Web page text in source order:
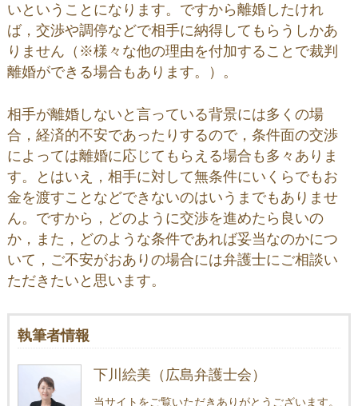
いということになります。ですから離婚したけれ
ば，交渉や調停などで相手に納得してもらうしかあ
りません（※様々な他の理由を付加することで裁判
離婚ができる場合もあります。）。
相手が離婚しないと言っている背景には多くの場
合，経済的不安であったりするので，条件面の交渉
によっては離婚に応じてもらえる場合も多々ありま
す。とはいえ，相手に対して無条件にいくらでもお
金を渡すことなどできないのはいうまでもありませ
ん。ですから，どのように交渉を進めたら良いの
か，また，どのような条件であれば妥当なのかにつ
いて，ご不安がおありの場合には弁護士にご相談い
ただきたいと思います。
執筆者情報
下川絵美（広島弁護士会）
当サイトをご覧いただきありがとうございます。